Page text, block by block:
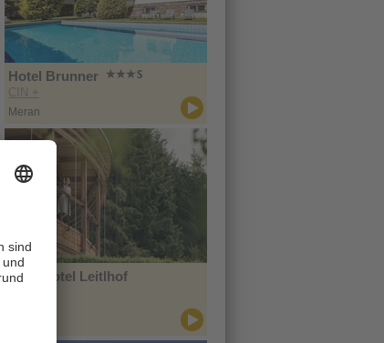
Hotel Brunner
CIN +
Meran
Naturhotel Leitlhof